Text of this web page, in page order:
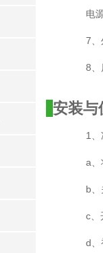
电
7、
8、
安装与
1
a、
b
c、
d、